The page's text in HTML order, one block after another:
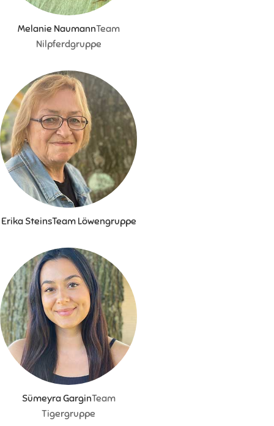
Melanie NaumannTeam
Nilpferdgruppe
Erika SteinsTeam Löwengruppe
Sümeyra GarginTeam
Tigergruppe